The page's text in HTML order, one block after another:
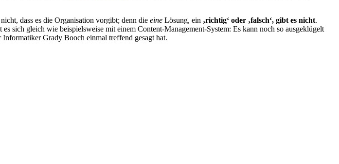
dass es die Organisation vorgibt; denn die eine Lösung, ein ‚richtig‘ oder ‚falsch‘, gibt es nicht.
sich gleich wie beispielsweise mit einem Content-Management-System: Es kann noch so ausgeklügelt
Grady Booch einmal treffend gesagt hat.